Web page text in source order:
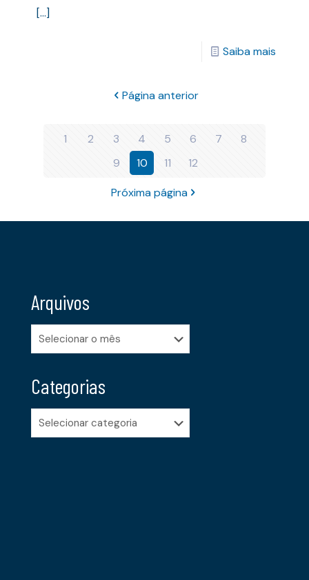
[…]
Saiba mais
Página anterior
1 2 3 4 5 6 7
8
9
10 11 12
Próxima página
Arquivos
Arquivos
Categorias
Categorias